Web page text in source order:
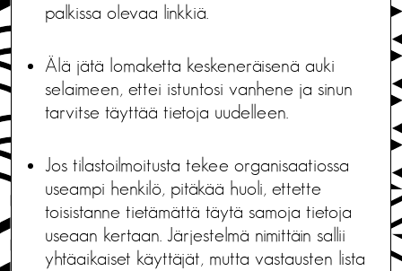
palkissa olevaa linkkiä.
Älä jätä lomaketta keskeneräisenä auki
selaimeen, ettei istuntosi vanhene ja sinun
tarvitse täyttää tietoja uudelleen.
Jos tilastoilmoitusta tekee organisaatiossa
useampi henkilö, pitäkää huoli, ettette
toisistanne tietämättä täytä samoja tietoja
useaan kertaan. Järjestelmä nimittäin sallii
yhtäaikaiset käyttäjät, mutta vastausten lista